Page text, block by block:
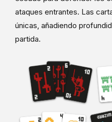
ataques entrantes. Las
únicas, añadiendo
partida.